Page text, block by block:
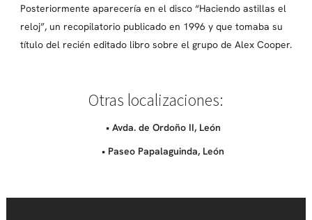
Posteriormente aparecería en el disco “Haciendo astillas el
reloj”, un recopilatorio publicado en 1996 y que tomaba su
título del recién editado libro sobre el grupo de Alex Cooper.
Otras localizaciones:
• Avda. de Ordoño II, León
• Paseo Papalaguinda, León